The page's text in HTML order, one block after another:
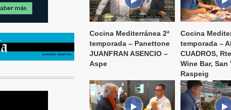
Cocina Mediterránea 2ª
temporada – Panettone
JUANFRAN ASENCIO –
Aspe
Cocina
temporada –
CUADROS,
Wine Bar, San
Raspeig